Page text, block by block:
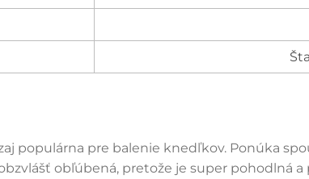
populárna pre balenie knedľkov. Ponúka
obľúbená, pretože je super pohodlná